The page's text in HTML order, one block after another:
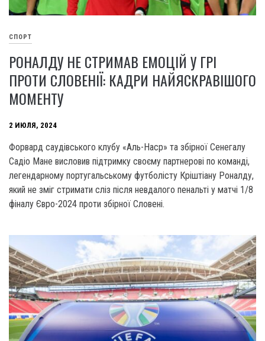
СПОРТ
РОНАЛДУ НЕ СТРИМАВ ЕМОЦІЙ У ГРІ
ПРОТИ СЛОВЕНІЇ: КАДРИ НАЙЯСКРАВІШОГО
МОМЕНТУ
2 ИЮЛЯ, 2024
Форвард саудівського клубу «Аль-Наср» та збірної Сенегалу
Садіо Мане висловив підтримку своєму партнерові по команді,
легендарному португальському футболісту Кріштіану Роналду,
який не зміг стримати сліз після невдалого пенальті у матчі 1/8
фіналу Євро-2024 проти збірної Словені.